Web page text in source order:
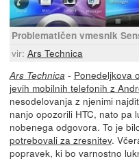
Problematičen vmesnik
vir: Ars Technica
Ars Technica - Ponedeljkova
jevih mobilnih telefonih z
nesodelovanja z njenimi
nanjo opozorili HTC, nato pa
nobenega odgovora. To je
potrebovali za zresnitev.
popravek, ki bo varnostno